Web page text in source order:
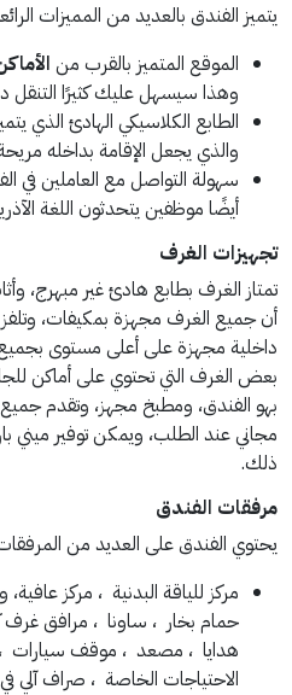
يتميز الفندق بالعديد من المميزات
الموقع المتميز بالقرب من
وهذا سيسهل عليك كثيرًا التنقل
الطابع الكلاسيكي الهادئ الذي
والذي يجعل الإقامة بداخله
سهولة التواصل مع العاملين في
أيضًا موظفين يتحدثون اللغة
تجهيزات الغرف
تمتاز الغرف بطابع هادئ غير مبهرج،
أن جميع الغرف مجهزة بمكيفات،
داخلية مجهزة على أعلى مستوى
بعض الغرف التي تحتوي على أماكن
بهو الفندق، ومطبخ مجهز، وتقدم
مجاني عند الطلب، ويمكن توفير ميني
ذلك.
مرفقات الفندق
يحتوي الفندق على العديد من المرفقات
مركز للياقة البدنية ، مركز
حمام بخار ، ساونا ، مرافق
هدايا ، مصعد ، موقف سيارات
الاحتياجات الخاصة ، صراف آلي